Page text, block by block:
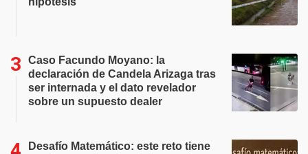
Caso Facundo Moyano: la
declaración de Candela Arizaga tras
ser internada y el dato revelador
sobre un supuesto dealer
Desafío Matemático: este reto tiene